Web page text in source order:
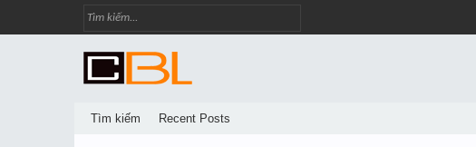
Tìm kiếm Recent Posts